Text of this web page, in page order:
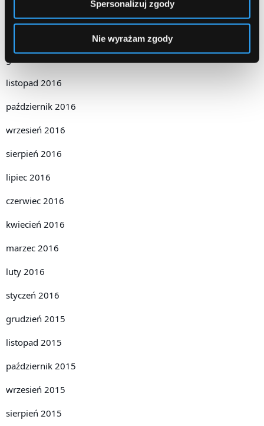
Spersonalizuj zgody
Nie wyrażam zgody
grudzień 2016
listopad 2016
październik 2016
wrzesień 2016
sierpień 2016
lipiec 2016
czerwiec 2016
kwiecień 2016
marzec 2016
luty 2016
styczeń 2016
grudzień 2015
listopad 2015
październik 2015
wrzesień 2015
sierpień 2015